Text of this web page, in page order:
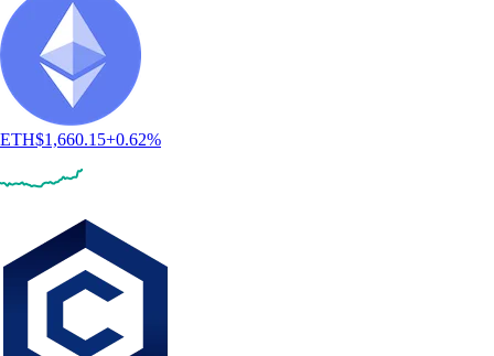
ETH$1,660.15+0.62%